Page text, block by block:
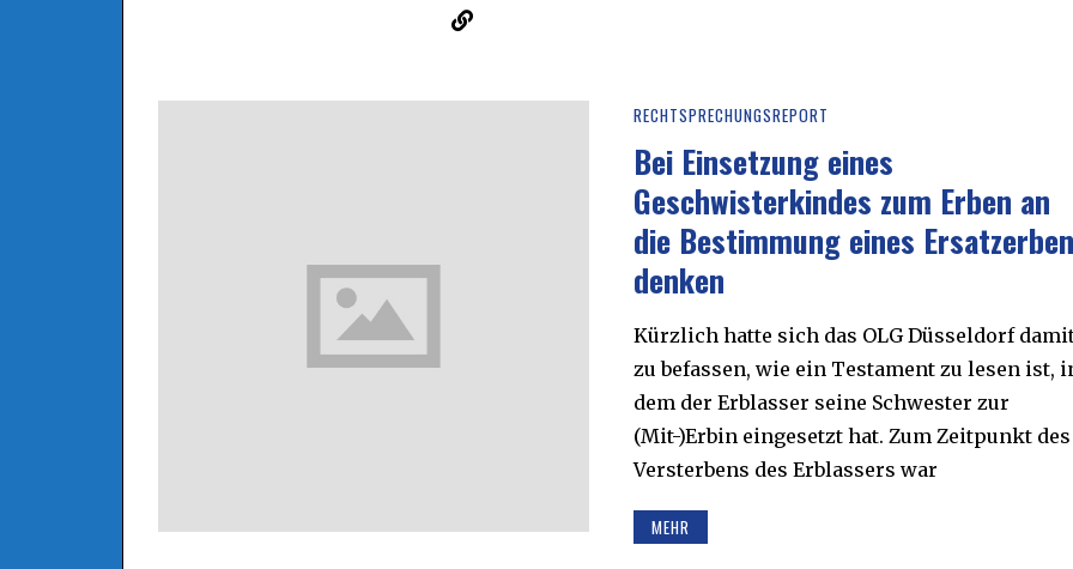
RECHTSPRECHUNGSREPORT
Bei Einsetzung eines
Geschwisterkindes zum Erben an
die Bestimmung eines
denken
Kürzlich hatte sich das OLG Düsseldorf
zu befassen, wie ein Testament zu lesen ist,
dem der Erblasser seine Schwester zur
(Mit-)Erbin eingesetzt hat. Zum Zeitpunkt des
Versterbens des Erblassers war
MEHR